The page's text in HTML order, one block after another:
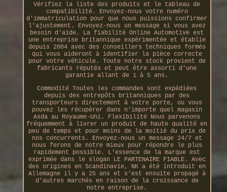
Vérifiez la liste des produits et le tableau de
compatibilité. Envoyez-nous votre numéro
d'immatriculation pour que nous puissions confirmer
l'ajustement. Envoyez-nous un message si vous avez
besoin d'aide. La fiabilité Online Automotive est
une entreprise britannique expérimentée et établie
depuis 2004 avec des conseillers techniques formés
qui vous aideront à identifier la pièce correcte
pour votre véhicule. Toute notre stock provient de
fabricants réputés et peut être assorti d'une
garantie allant de 1 à 5 ans.
Commodité Toutes les commandes sont expédiées
depuis des entrepôts britanniques par des
transporteurs directement à votre porte, ou vous
pouvez les récupérer dans n'importe quel magasin
Asda au Royaume-Uni. Flexibilité Nous parvenons
fréquemment à livrer un produit de haute qualité en
peu de temps et pour moins de la moitié du prix de
nos concurrents. Envoyez-nous un message 24/7 et
nous ferons de notre mieux pour répondre le plus
rapidement possible. L'essence de la marque est
exprimée dans le slogan LE PARTENAIRE FIABLE. Avec
des origines en Scandinavie, NK a été introduit en
Allemagne il y a 25 ans et s'est ensuite propagé à
d'autres marchés en raison de la croissance de
notre entreprise.